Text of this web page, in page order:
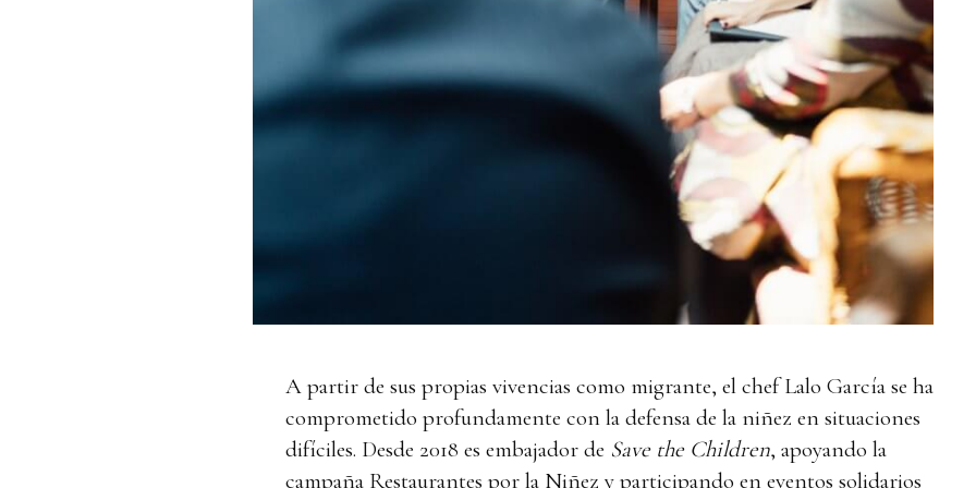
A partir de sus propias vivencias como migrante, el chef Lalo García se ha
comprometido profundamente con la defensa de la niñez en situaciones
difíciles. Desde 2018 es embajador de Save the Children, apoyando la
campaña Restaurantes por la Niñez y participando en eventos solidarios